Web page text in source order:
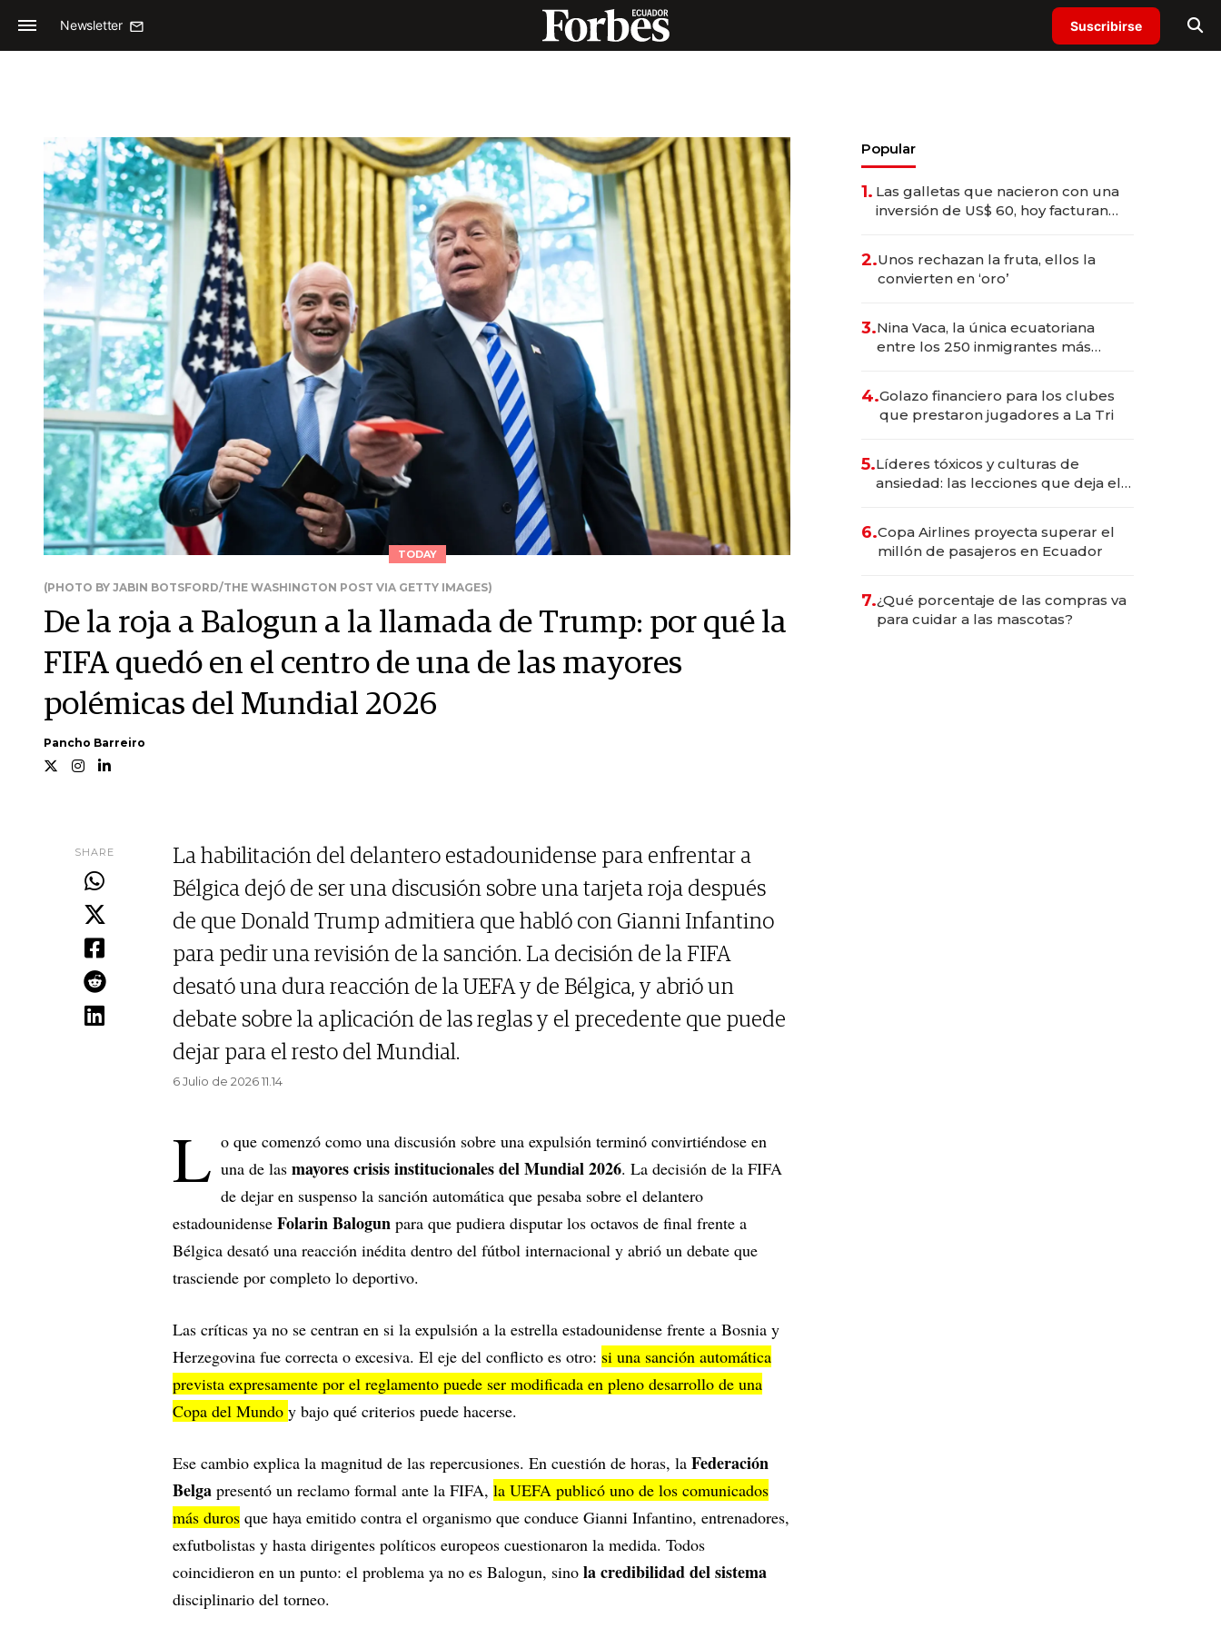
Newsletter Suscribirse
TODAY
(PHOTO BY JABIN BOTSFORD/THE WASHINGTON POST VIA GETTY IMAGES)
De la roja a Balogun a la llamada de Trump: por qué la
FIFA quedó en el centro de una de las mayores
polémicas del Mundial 2026
Pancho Barreiro
SHARE
La habilitación del delantero estadounidense para enfrentar a
Bélgica dejó de ser una discusión sobre una tarjeta roja después
de que Donald Trump admitiera que habló con Gianni Infantino
para pedir una revisión de la sanción. La decisión de la FIFA
desató una dura reacción de la UEFA y de Bélgica, y abrió un
debate sobre la aplicación de las reglas y el precedente que puede
dejar para el resto del Mundial.
6 Julio de 2026 11.14
L o que comenzó como una discusión sobre una expulsión terminó convirtiéndose en
una de las mayores crisis institucionales del Mundial 2026. La decisión de la FIFA
de dejar en suspenso la sanción automática que pesaba sobre el delantero
estadounidense Folarin Balogun para que pudiera disputar los octavos de final frente a
Bélgica desató una reacción inédita dentro del fútbol internacional y abrió un debate que
trasciende por completo lo deportivo.
Las críticas ya no se centran en si la expulsión a la estrella estadounidense frente a Bosnia y
Herzegovina fue correcta o excesiva. El eje del conflicto es otro: si una sanción automática
prevista expresamente por el reglamento puede ser modificada en pleno desarrollo de una
Copa del Mundo y bajo qué criterios puede hacerse.
Ese cambio explica la magnitud de las repercusiones. En cuestión de horas, la Federación
Belga presentó un reclamo formal ante la FIFA, la UEFA publicó uno de los comunicados
más duros que haya emitido contra el organismo que conduce Gianni Infantino, entrenadores,
exfutbolistas y hasta dirigentes políticos europeos cuestionaron la medida. Todos
coincidieron en un punto: el problema ya no es Balogun, sino la credibilidad del sistema
disciplinario del torneo.
Popular
1. Las galletas que nacieron con una
inversión de US$ 60, hoy facturan
2.Unos rechazan la fruta, ellos la
convierten en ‘oro’
3.Nina Vaca, la única ecuatoriana
entre los 250 inmigrantes más
4.Golazo financiero para los clubes
que prestaron jugadores a La Tri
5.Líderes tóxicos y culturas de
ansiedad: las lecciones que deja el
6.Copa Airlines proyecta superar el
millón de pasajeros en Ecuador
7.¿Qué porcentaje de las compras va
para cuidar a las mascotas?